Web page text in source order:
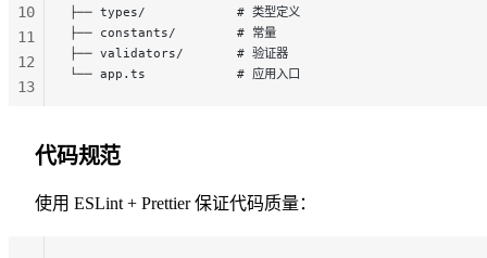
├── types/            # 类型定义
├── constants/        # 常量
├── validators/       # 验证器
└── app.ts            # 应用入口
10
11
12
13
代码规范
使用 ESLint + Prettier 保证代码质量：